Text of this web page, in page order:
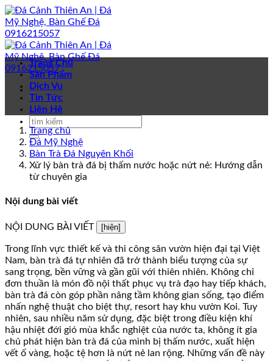
Bỏ
qua
nội
dung
Trang Chủ
Sản Phẩm
Dịch Vụ
Tin Tức
Liên Hệ
Trang chủ
Đá Mỹ Nghệ
Bàn Trà Đá Nguyên Khối
Xử lý bàn trà đá bị thấm nước hoặc nứt nẻ: Hướng dẫn
từ chuyên gia
Nội dung bài viết
NỘI DUNG BÀI VIẾT [hiện]
Trong lĩnh vực thiết kế và thi công sân vườn hiện đại tại Việt
Nam, bàn trà đá tự nhiên đã trở thành biểu tượng của sự
sang trọng, bền vững và gần gũi với thiên nhiên. Không chỉ
đơn thuần là món đồ nội thất phục vụ trà đạo hay tiếp khách,
bàn trà đá còn góp phần nâng tầm không gian sống, tạo điểm
nhấn nghệ thuật cho biệt thự, resort hay khu vườn Koi. Tuy
nhiên, sau nhiều năm sử dụng, đặc biệt trong điều kiện khí
hậu nhiệt đới gió mùa khắc nghiệt của nước ta, không ít gia
chủ phát hiện bàn trà đá của mình bị thấm nước, xuất hiện
vết ố vàng, hoặc tệ hơn là nứt nẻ lan rộng. Những vấn đề này